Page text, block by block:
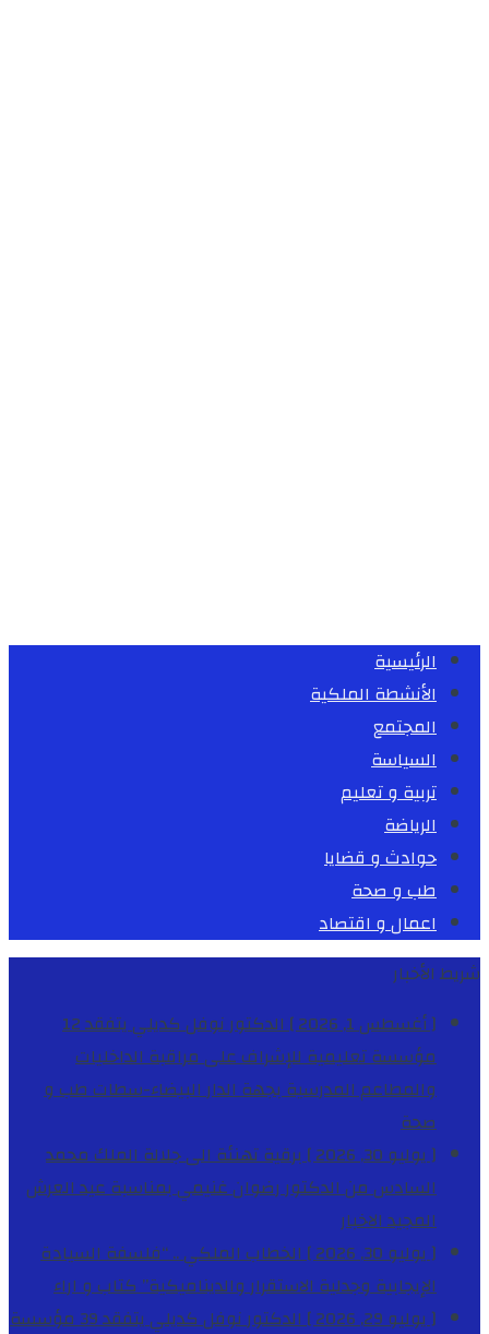
الرئيسية
الأنشطة الملكية
المجتمع
السياسة
تربية و تعليم
الرياضة
حوادث و قضايا
طب و صحة
اعمال و اقتصاد
شريط الأخبار
[ أغسطس 1, 2026 ]
الدكتور نوفل كديلي يتفقد 12
مؤسسة تعليمية للإشراف على مراقبة الداخليات
والمطاعم المدرسية بجهة الدار البيضاء-سطاتطب و
صحة
[ يوليو 30, 2026 ]
برقية تهنئة الى جلالة الملك محمد
السادس من الدكتور رضوان غنيمي بمناسبة عيد العرش
المجيدالاخبار
[ يوليو 30, 2026 ]
الخطاب الملكي .. “فلسفة السيادة
الإيجابية وجدلية الاستقرار والديناميكية”كتاب و اراء
[ يوليو 29, 2026 ]
الدكتور نوفل كديلي يتفقد 39 مؤسسة